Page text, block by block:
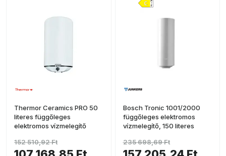
Thermor Ceramics PRO 50
literes függőleges
elektromos vízmelegítő
152 510,92 Ft
Bosch Tronic 1001/2000
függőleges elektromos
vízmelegítő, 150 literes
235 698,69 Ft